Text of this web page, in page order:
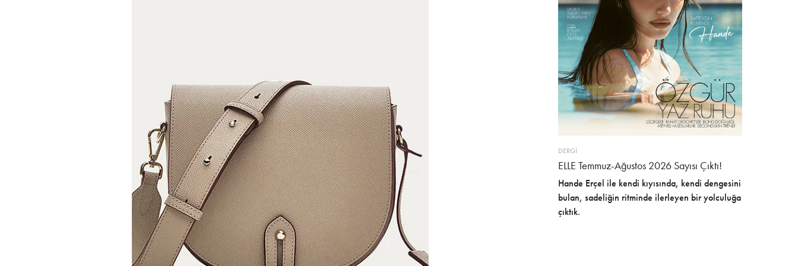
DERGİ
ELLE Temmuz-Ağustos 2026 Sayısı Çıktı!
Hande Erçel ile kendi kıyısında, kendi dengesini
bulan, sadeliğin ritminde ilerleyen bir yolculuğa
çıktık.